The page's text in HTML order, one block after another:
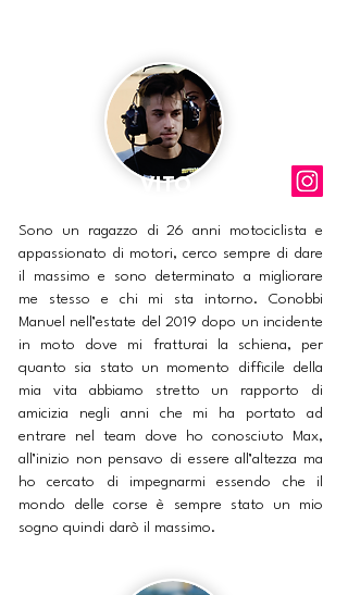
VITO
Sono un ragazzo di 26 anni motociclista e
appassionato di motori, cerco sempre di dare
il massimo e sono determinato a migliorare
me stesso e chi mi sta intorno. Conobbi
Manuel nell’estate del 2019 dopo un incidente
in moto dove mi fratturai la schiena, per
quanto sia stato un momento difficile della
mia vita abbiamo stretto un rapporto di
amicizia negli anni che mi ha portato ad
entrare nel team dove ho conosciuto Max,
all’inizio non pensavo di essere all’altezza ma
ho cercato di impegnarmi essendo che il
mondo delle corse è sempre stato un mio
sogno quindi darò il massimo.